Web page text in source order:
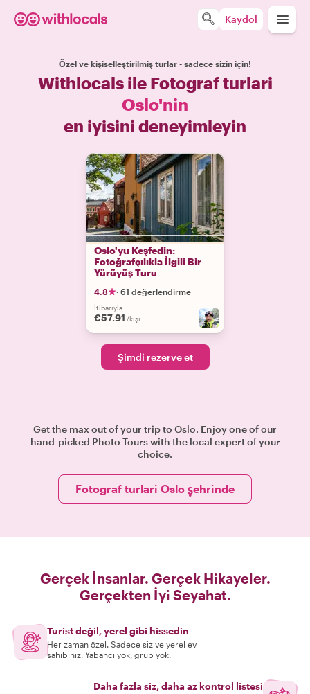
Kaydol
Özel ve kişiselleştirilmiş turlar - sadece sizin için!
Withlocals ile Fotograf turlari
Oslo'nin
en iyisini deneyimleyin
Oslo'yu Keşfedin:
Fotoğrafçılıkla İlgili Bir
Yürüyüş Turu
4.8 · 61 değerlendirme
İtibarıyla
€57.91 /kişi
Şimdi rezerve et
Get the max out of your trip to Oslo. Enjoy one of our
hand-picked Photo Tours with the local expert of your
choice.
Fotograf turlari Oslo şehrinde
Gerçek İnsanlar. Gerçek Hikayeler.
Gerçekten İyi Seyahat.
Turist değil, yerel gibi hissedin
Her zaman özel. Sadece siz ve yerel ev
sahibiniz. Yabancı yok, grup yok.
Daha fazla siz, daha az kontrol listesi